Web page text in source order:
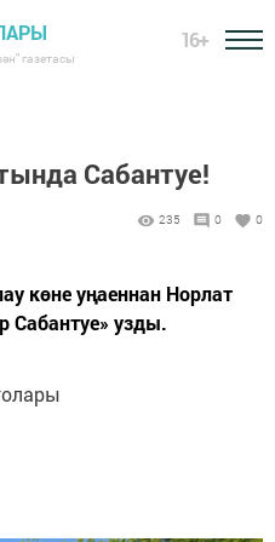
газетасы
16+
Сабантуе!
235 0 0
көне уңаеннан Норлат
Сабантуе» узды.